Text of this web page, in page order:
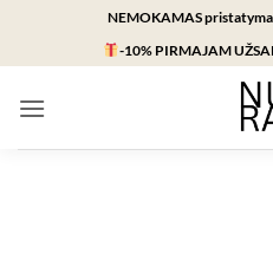
content
NEMOKAMAS
-10% PIRMAJAM